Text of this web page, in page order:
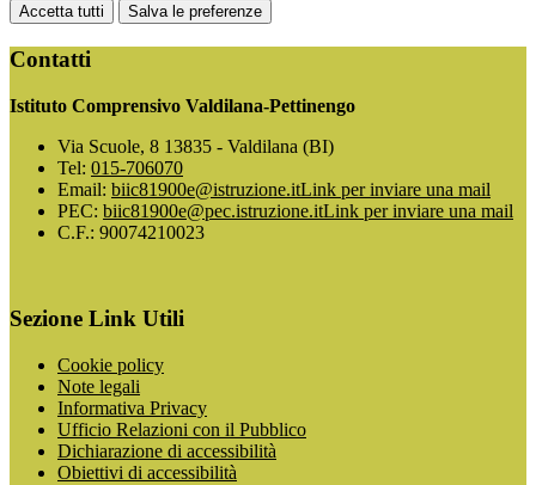
Accetta tutti Salva le preferenze
Contatti
Istituto Comprensivo Valdilana-Pettinengo
Via Scuole, 8 13835 - Valdilana (BI)
Tel: 015-706070
Email: biic81900e@istruzione.itLink per inviare una mail
PEC: biic81900e@pec.istruzione.itLink per inviare una mail
C.F.: 90074210023
Sezione Link Utili
Cookie policy
Note legali
Informativa Privacy
Ufficio Relazioni con il Pubblico
Dichiarazione di accessibilità
Obiettivi di accessibilità